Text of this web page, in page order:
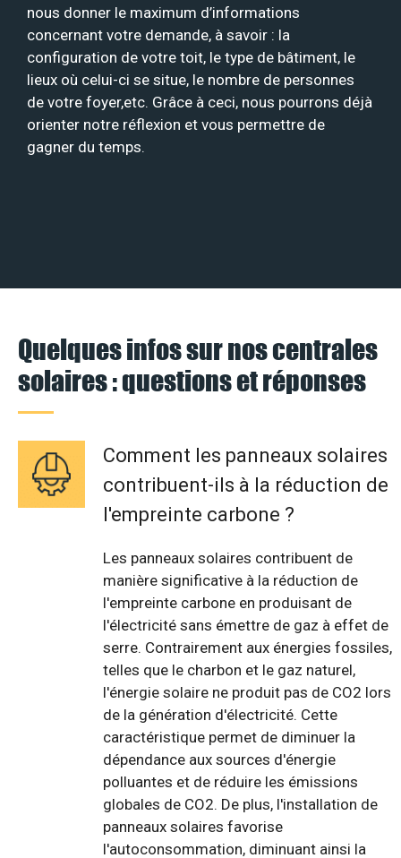
nous donner le maximum d’informations
concernant votre demande, à savoir : la
configuration de votre toit, le type de bâtiment, le
lieux où celui-ci se situe, le nombre de personnes
de votre foyer,etc. Grâce à ceci, nous pourrons déjà
orienter notre réflexion et vous permettre de
gagner du temps.
Quelques infos sur nos centrales
solaires : questions et réponses
Comment les panneaux solaires
contribuent-ils à la réduction de
l'empreinte carbone ?
Les panneaux solaires contribuent de
manière significative à la réduction de
l'empreinte carbone en produisant de
l'électricité sans émettre de gaz à effet de
serre. Contrairement aux énergies fossiles,
telles que le charbon et le gaz naturel,
l'énergie solaire ne produit pas de CO2 lors
de la génération d'électricité. Cette
caractéristique permet de diminuer la
dépendance aux sources d'énergie
polluantes et de réduire les émissions
globales de CO2. De plus, l'installation de
panneaux solaires favorise
l'autoconsommation, diminuant ainsi la